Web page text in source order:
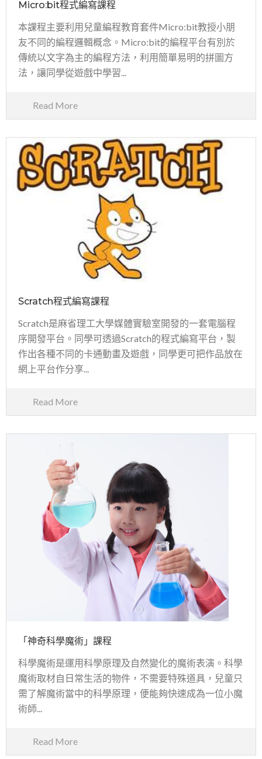
Micro:bit程式編寫課程
本課程主要利用兒童編程教育套件Micro:bit教授小朋
友不同的編程邏輯概念。Micro:bit的編程平台有別於
傳統以文字為主的編程方法，利用簡單易明的拼圖方
法，讓同學從遊戲中學習...
Read More
Scratch程式編寫課程
Scratch是麻省理工大學媒體實驗室開發的一套電腦程
序開發平台。同學可透過Scratch的程式編寫平台，製
作出各種不同的卡通動畫及遊戲，同學更可把作品放在
網上平台作分享...
Read More
「神奇科學魔術」課程
科學魔術是運用科學原理及自然變化的魔術表演。科學
魔術取材自日常生活的物件，不需要特殊道具，兒童只
需了解魔術當中的科學原理，便能夠快速成為一位小魔
術師...
Read More